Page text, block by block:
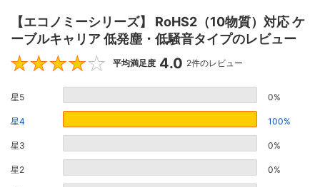
【エコノミーシリーズ】 RoHS2（10物質）対応 ケ
ーブルキャリア 低発塵・低騒音タイプのレビュー
4
平均満足度 4.0 2件のレビュー
星5 0%
星4 100%
星3 0%
星2 0%